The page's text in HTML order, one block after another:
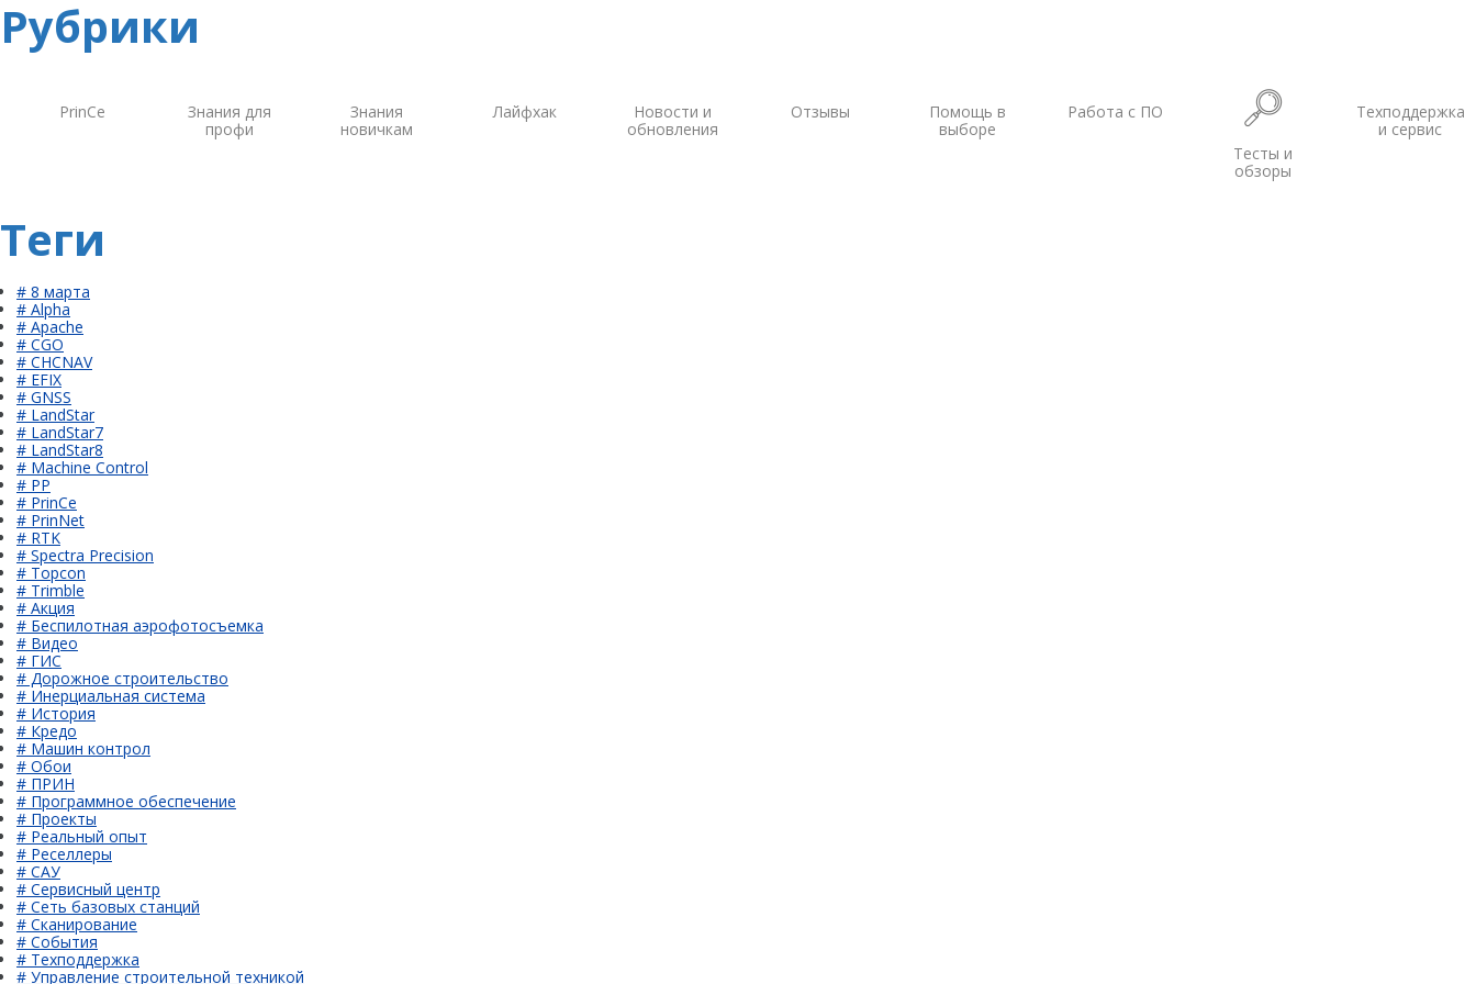
Рубрики
PrinCe
Знания для
профи
Знания
новичкам
Лайфхак
Новости и
обновления
Отзывы
Помощь в
выборе
Работа с ПО
Тесты и
обзоры
Техподдержка
и сервис
Теги
# 8 марта
# Alpha
# Apache
# CGO
# CHCNAV
# EFIX
# GNSS
# LandStar
# LandStar7
# LandStar8
# Machine Control
# PP
# PrinCe
# PrinNet
# RTK
# Spectra Precision
# Topcon
# Trimble
# Акция
# Беспилотная аэрофотосъемка
# Видео
# ГИС
# Дорожное строительство
# Инерциальная система
# История
# Кредо
# Машин контрол
# Обои
# ПРИН
# Программное обеспечение
# Проекты
# Реальный опыт
# Реселлеры
# САУ
# Сервисный центр
# Сеть базовых станций
# Сканирование
# События
# Техподдержка
# Управление строительной техникой